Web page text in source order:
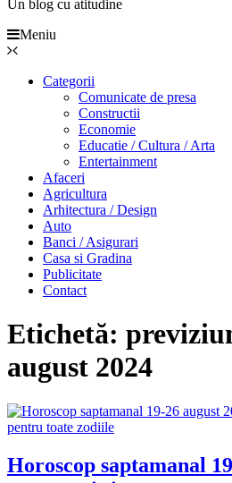
Un blog cu atitudine
Meniu
Categorii
Comunicate de presa
Constructii
Economie
Educatie / Cultura / Arta
Entertainment
Afaceri
Agricultura
Arhitectura / Design
Auto
Banci / Asigurari
Casa si Gradina
Publicitate
Contact
Etichetă:
august 2024
Horoscop saptamanal